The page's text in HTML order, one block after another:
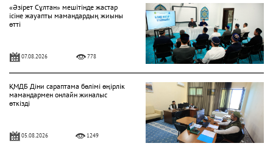
«Әзірет Сұлтан» мешітінде жастар
ісіне жауапты мамандардың жиыны
өтті
07.08.2026 778
ҚМДБ Діни сараптама бөлімі өңірлік
мамандармен онлайн жиналыс
өткізді
05.08.2026 1249